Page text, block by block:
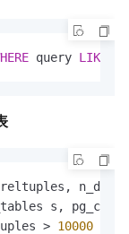
query LIKE
> 10000